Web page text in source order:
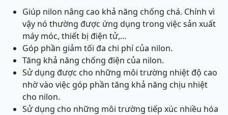
Giúp nilon nâng cao khả năng chống chá. Chính vì
vậy nó thường được ứng dụng trong việc sản xuất
máy móc, thiết bị điện tử,…
Góp phần giảm tối đa chi phí của nilon.
Tăng khả năng chống điện của nilon.
Sử dụng được cho những môi trường nhiệt độ cao
nhờ vào việc góp phần tăng khả năng chịu nhiệt
cho nilon.
Sử dụng cho những môi trường tiếp xúc nhiều hóa